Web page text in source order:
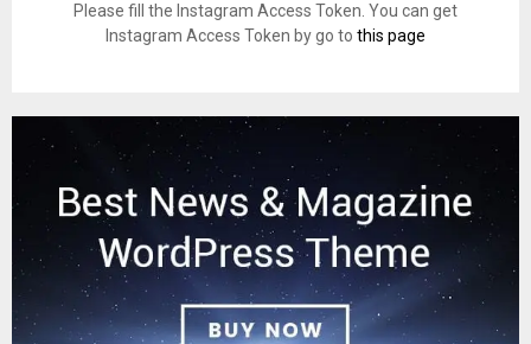
Please fill the Instagram Access Token. You can get
Instagram Access Token by go to this page